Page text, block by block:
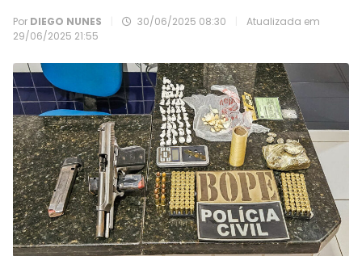
Por DIEGO NUNES 30/06/2025 08:30
Atualizada em
29/06/2025 21:55